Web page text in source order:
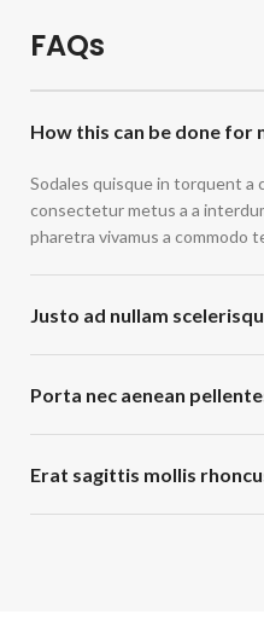
FAQs
How this can be done for
Sodales quisque in torquent
consectetur metus a a
pharetra vivamus a commodo
Justo ad nullam
Porta nec aenean
Erat sagittis mollis